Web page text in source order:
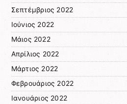
Σεπτέμβριος 2022
Ιούνιος 2022
Μάιος 2022
Απρίλιος 2022
Μάρτιος 2022
Φεβρουάριος 2022
Ιανουάριος 2022